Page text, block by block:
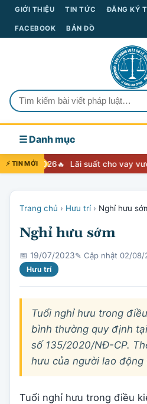
GIỚI THIỆU TIN TỨC ĐĂNG KÝ
FACEBOOK BẢN ĐỒ
☰ Danh mục
⚡ TIN MỚI
2026 Lãi suất cho vay vượt quá
Trang chủ › Hưu trí› Nghỉ hưu
Nghỉ hưu sớm
📅 19/07/2023✎ Cập nhật 02/08/
Hưu trí
Tuổi nghỉ hưu trong
bình thường quy định
số 135/2020/NĐ-CP.
hưu của người lao
Tuổi nghỉ hưu trong điều